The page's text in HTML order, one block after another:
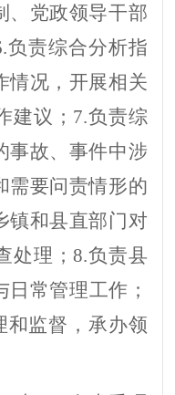
、党政领导干部
.负责综合分析指
情况，开展相关
建议 ； 7.负责综
事故、事件中涉
需要问责情形的
镇和县直部门对
处理 ； 8.负责县
日常管理工作；
和监督，承办领